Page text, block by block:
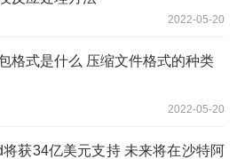
2022-05-20
格式是什么 压缩文件格式的种类
2022-05-20
将获34亿美元支持 未来将在沙特阿